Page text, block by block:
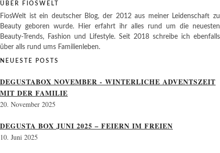
ÜBER FIOSWELT
FiosWelt ist ein deutscher Blog, der 2012 aus meiner Leidenschaft zu
Beauty geboren wurde. Hier erfahrt ihr alles rund um die neuesten
Beauty-Trends, Fashion und Lifestyle. Seit 2018 schreibe ich ebenfalls
über alls rund ums Familienleben.
NEUESTE POSTS
DEGUSTABOX NOVEMBER - WINTERLICHE ADVENTSZEIT
MIT DER FAMILIE
20. November 2025
DEGUSTA BOX JUNI 2025 – FEIERN IM FREIEN
10. Juni 2025